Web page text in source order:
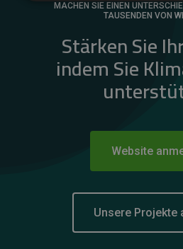
MACHEN SIE EINEN
TAUSENDEN VON
Stärken Sie
indem Sie
Website
Unsere Projekte